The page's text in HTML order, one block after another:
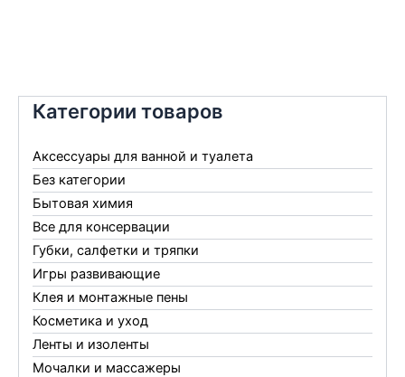
Категории товаров
Аксессуары для ванной и туалета
Без категории
Бытовая химия
Все для консервации
Губки, салфетки и тряпки
Игры развивающие
Клея и монтажные пены
Косметика и уход
Ленты и изоленты
Мочалки и массажеры